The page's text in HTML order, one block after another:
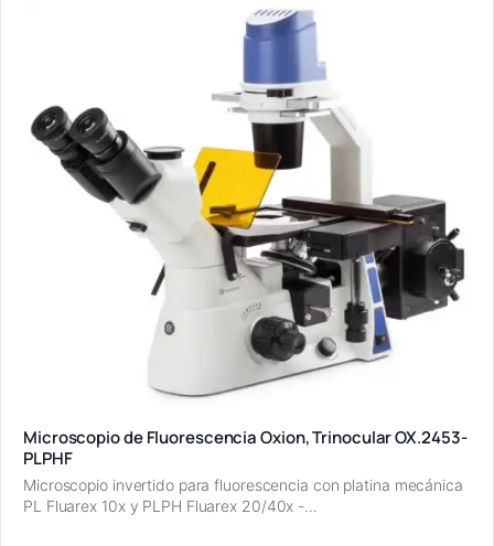
Microscopio de Fluorescencia Oxion, Trinocular OX.2453-
PLPHF
Microscopio invertido para fluorescencia con platina mecánica
PL Fluarex 10x y PLPH Fluarex 20/40x -…